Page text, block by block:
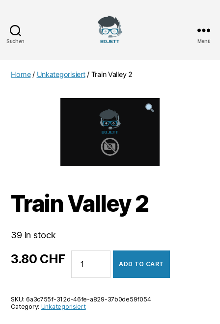
Suchen Menü
Home/ Unkategorisiert/ Train Valley 2
Train Valley 2
39 in stock
3.80 CHF
Valley
2
ADD TO CART
SKU:6a3c755f-312d-46fe-a829-37b0de59f054
Category: Unkategorisiert